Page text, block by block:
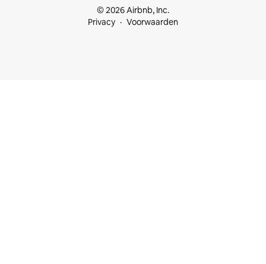
© 2026 Airbnb, Inc.
Privacy
Voorwaarden